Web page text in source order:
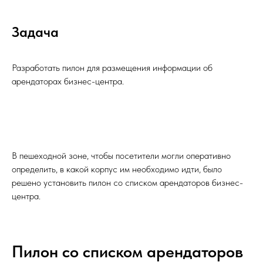
Задача
Разработать пилон для размещения информации об
арендаторах бизнес-центра.
В пешеходной зоне, чтобы посетители могли оперативно
определить, в какой корпус им необходимо идти, было
решено установить пилон со списком арендаторов бизнес-
центра.
Пилон со списком арендаторов